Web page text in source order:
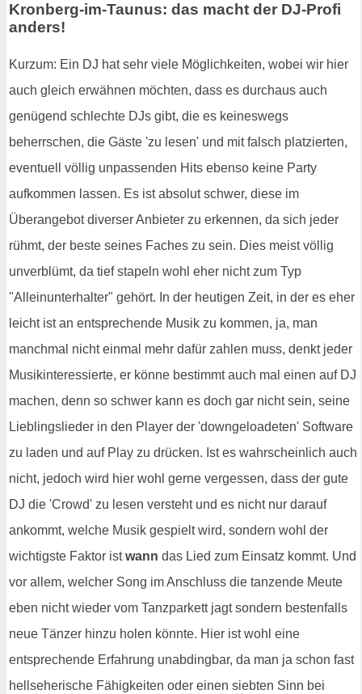
Kronberg-im-Taunus: das macht der DJ-Profi
anders!
Kurzum: Ein DJ hat sehr viele Möglichkeiten, wobei wir hier
auch gleich erwähnen möchten, dass es durchaus auch
genügend schlechte DJs gibt, die es keineswegs
beherrschen, die Gäste 'zu lesen' und mit falsch platzierten,
eventuell völlig unpassenden Hits ebenso keine Party
aufkommen lassen. Es ist absolut schwer, diese im
Überangebot diverser Anbieter zu erkennen, da sich jeder
rühmt, der beste seines Faches zu sein. Dies meist völlig
unverblümt, da tief stapeln wohl eher nicht zum Typ
"Alleinunterhalter" gehört. In der heutigen Zeit, in der es eher
leicht ist an entsprechende Musik zu kommen, ja, man
manchmal nicht einmal mehr dafür zahlen muss, denkt jeder
Musikinteressierte, er könne bestimmt auch mal einen auf DJ
machen, denn so schwer kann es doch gar nicht sein, seine
Lieblingslieder in den Player der 'downgeloadeten' Software
zu laden und auf Play zu drücken. Ist es wahrscheinlich auch
nicht, jedoch wird hier wohl gerne vergessen, dass der gute
DJ die 'Crowd' zu lesen versteht und es nicht nur darauf
ankommt, welche Musik gespielt wird, sondern wohl der
wichtigste Faktor istwann das Lied zum Einsatz kommt. Und
vor allem, welcher Song im Anschluss die tanzende Meute
eben nicht wieder vom Tanzparkett jagt sondern bestenfalls
neue Tänzer hinzu holen könnte. Hier ist wohl eine
entsprechende Erfahrung unabdingbar, da man ja schon fast
hellseherische Fähigkeiten oder einen siebten Sinn bei